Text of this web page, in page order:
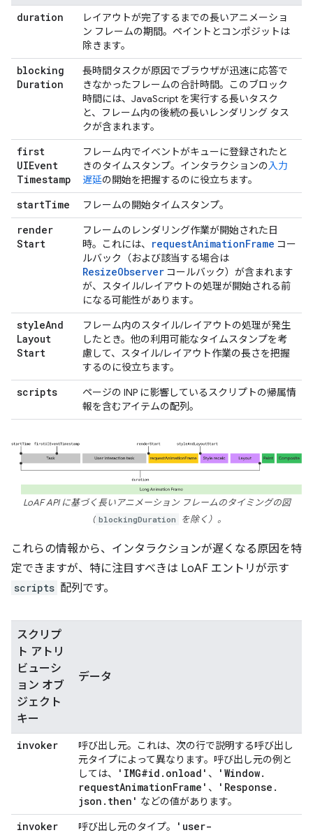
duration
レイアウトが完了するまでの長いアニメーショ
ン フレームの期間。ペイントとコンポジットは
除きます。
blocking
Duration
長時間タスクが原因でブラウザが迅速に応答で
きなかったフレームの合計時間。このブロック
時間には、JavaScript を実行する長いタスク
と、フレーム内の後続の長いレンダリング タス
クが含まれます。
first
UIEvent
Timestamp
フレーム内でイベントがキューに登録されたと
きのタイムスタンプ。インタラクションの入力
遅延の開始を把握するのに役立ちます。
startTime フレームの開始タイムスタンプ。
render
Start
フレームのレンダリング作業が開始された日
時。これには、
requestAnimationFrame コー
ルバック（および該当する場合は
ResizeObserver コールバック）が含まれます
が、スタイル/レイアウトの処理が開始される前
になる可能性があります。
styleAnd
Layout
Start
フレーム内のスタイル/レイアウトの処理が発生
したとき。他の利用可能なタイムスタンプを考
慮して、スタイル/レイアウト作業の長さを把握
するのに役立ちます。
scripts
ページの INP に影響しているスクリプトの帰属情
報を含むアイテムの配列。
LoAF API に基づく長いアニメーション フレームのタイミングの図
（ blockingDuration を除く）。
これらの情報から、インタラクションが遅くなる原因を特
定できますが、特に注目すべきは LoAF エントリが示す
scripts 配列です。
スクリプ
ト アトリ
ビューシ
ョン オブ
ジェクト
キー
データ
invoker
呼び出し元。これは、次の行で説明する呼び出し
元タイプによって異なります。呼び出し元の例と
しては、
'IMG#id . onload' 、 'Window.
requestAnimationFrame' 、 'Response .
json . then' などの値があります。
invoker
呼び出し元のタイプ。
'user-